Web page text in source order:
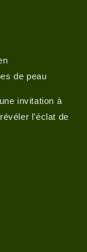
de peau
invitation à
l’éclat de